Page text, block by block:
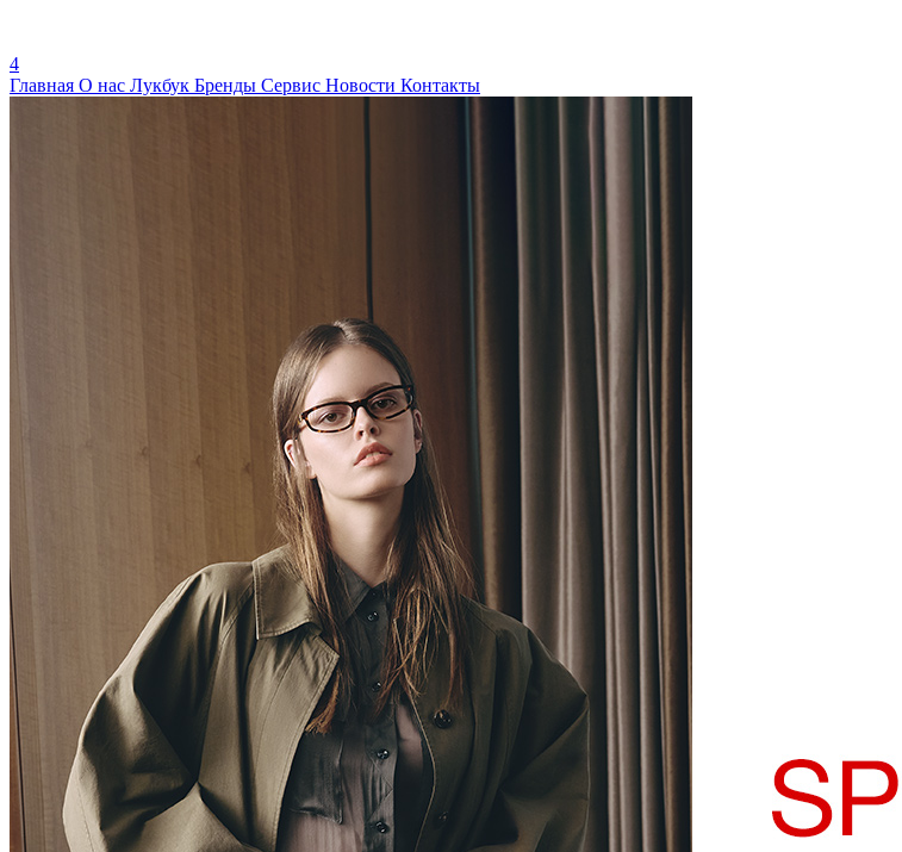
4
Главная О нас Лукбук Бренды Сервис Новости Контакты